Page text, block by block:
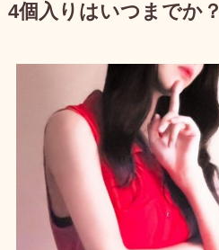
4個入りはいつまでか？